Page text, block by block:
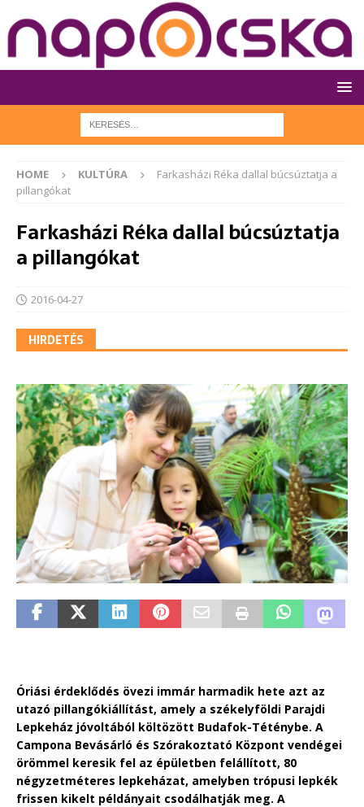
HOME KULTÚRA
Farkasházi Réka dallal búcsúztatja a
pillangókat
Farkasházi Réka dallal búcsúztatja
a pillangókat
2016-04-27
HIRDETÉS
Óriási érdeklődés övezi immár harmadik hete azt az
utazó pillangókiállítást, amely a székelyföldi Parajdi
Lepkeház jóvoltából költözött Budafok-Téténybe. A
Campona Bevásárló és Szórakoztató Központ vendégei
örömmel keresik fel az épületben felállított, 80
négyzetméteres lepkeházat, amelyben trópusi lepkék
frissen kikelt példányait csodálhatják meg. A